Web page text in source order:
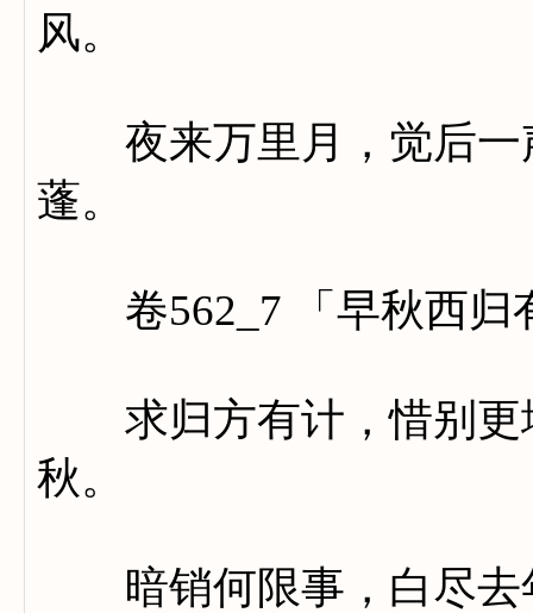
风。
夜来万里月，觉后一
蓬。
卷562_7 「早秋西归
求归方有计，惜别更
秋。
暗销何限事，白尽去